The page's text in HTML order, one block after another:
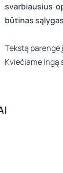
svarbiausius
būtinas
Tekstą parengė
Kviečiame Ingą